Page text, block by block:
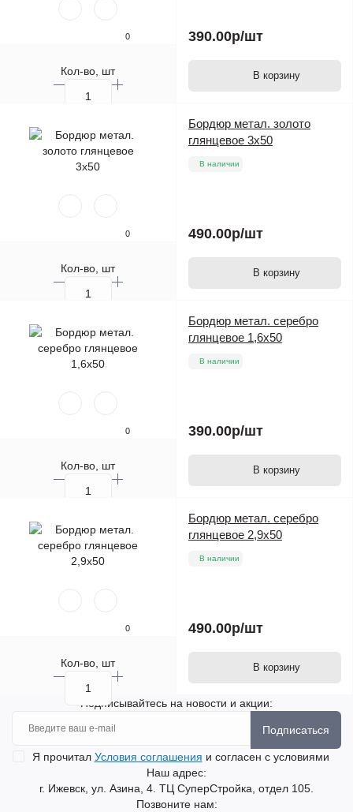
0
Кол-во, шт
390.00р/шт
В корзину
0
Кол-во, шт
Бордюр метал. золото
глянцевое 3х50
В наличии
490.00р/шт
В корзину
0
Кол-во, шт
Бордюр метал. серебро
глянцевое 1,6х50
В наличии
390.00р/шт
В корзину
0
Кол-во, шт
Бордюр метал. серебро
глянцевое 2,9х50
В наличии
490.00р/шт
В корзину
Подписывайтесь на новости и акции:
Подписаться
Я прочитал Условия соглашения и согласен с условиями
Наш адрес:
г. Ижевск, ул. Азина, 4. ТЦ СуперСтройка, отдел 105.
Позвоните нам: